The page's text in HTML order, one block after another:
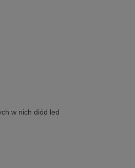
w nich diód led